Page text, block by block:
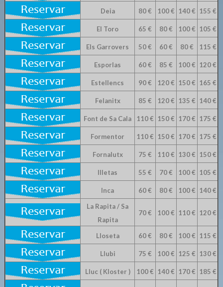
Deia 80 € 100 € 140 € 155 €
El Toro 65 € 80 € 100 € 105 €
Els Garrovers 50 € 60 € 80 € 115 €
Esporlas 60 € 85 € 100 € 120 €
Estellencs 90 € 120 € 150 € 165 €
Felanitx 85 € 120 € 135 € 140 €
Font de Sa Cala 110 € 150 € 170 € 175 €
Formentor 110 € 150 € 170 € 175 €
Fornalutx 75 € 110 € 130 € 150 €
Illetas 55 € 70 € 100 € 105 €
Inca 60 € 80 € 100 € 140 €
La Rapita / Sa
Rapita
70 € 100 € 110 € 120 €
Lloseta 60 € 80 € 100 € 115 €
Llubi 75 € 100 € 125 € 130 €
Lluc ( Kloster ) 100 € 140 € 170 € 185 €